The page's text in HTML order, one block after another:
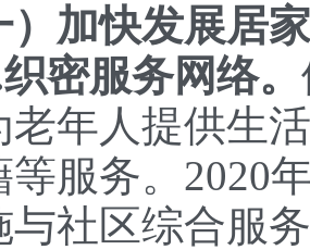
）加快发展居
密服务网络。
老年人提供生
等服务。2020
与社区综合服